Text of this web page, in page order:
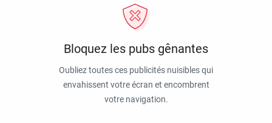
Bloquez les pubs gênantes
Oubliez toutes ces publicités nuisibles qui
envahissent votre écran et encombrent
votre navigation.